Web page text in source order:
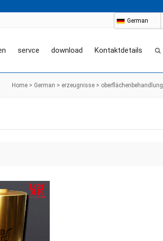
German
servce download Kontaktdetails
Home > German > erzeugnisse > oberflächenbehandlung